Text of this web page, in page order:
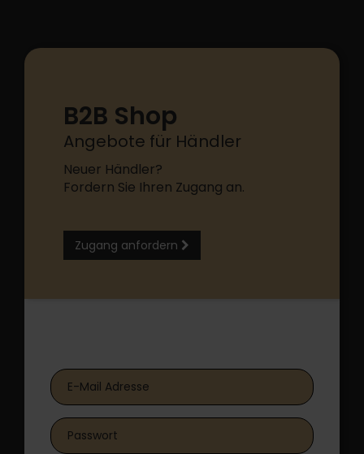
B2B Shop
Angebote für Händler
Neuer Händler?
Fordern Sie Ihren Zugang an.
Zugang anfordern